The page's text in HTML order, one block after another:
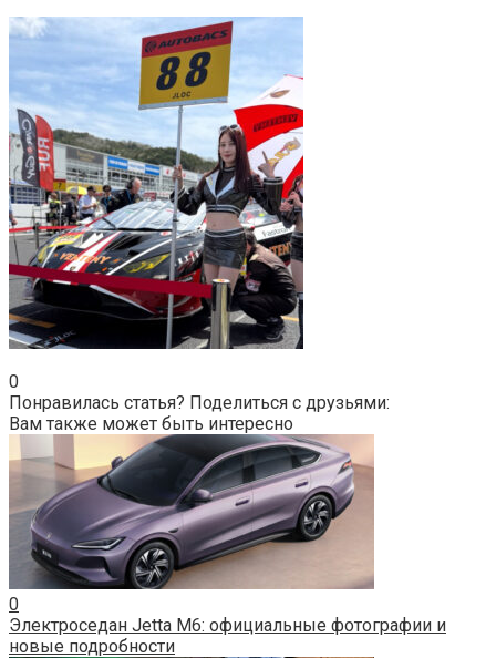
0
Понравилась статья? Поделиться с друзьями:
Вам также может быть интересно
0
Электроседан Jetta M6: официальные фотографии и
новые подробности